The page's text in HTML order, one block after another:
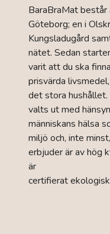
BaraBraMat
Göteborg; en i
Kungsladugård
nätet. Sedan
varit att du ska
prisvärda
det stora
valts ut med
människans hälsa
miljö och, inte
erbjuder är av hög
är
certifierat